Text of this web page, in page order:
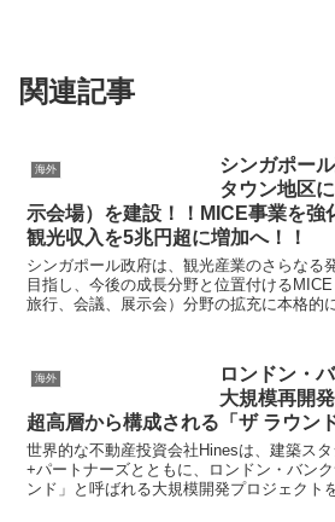
関連記事
海外
シンガポー
タウン地区
示会場）を建設！！MICE事業を強
観光収入を5兆円超に増加へ！！
シンガポール政府は、観光産業のさらなる
目指し、今後の成長分野と位置付ける
旅行、会議、展示会）分野の拡充に本格的
海外
ロンドン・
大規模再開
超高層から構成される「ザ ラウン
世界的な不動産投資会社Hinesは、建築ス
+パートナーズとともに、ロンドン・バン
ンド」と呼ばれる大規模開発プロジェクト